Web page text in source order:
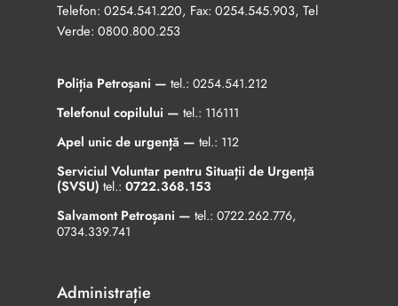
Telefon: 0254.541.220, Fax: 0254.545.903, Tel
Verde: 0800.800.253
Poliția Petroșani — tel.: 0254.541.212
Telefonul copilului — tel.: 116111
Apel unic de urgență — tel.: 112
Serviciul Voluntar pentru Situații de Urgență
(SVSU) tel.: 0722.368.153
Salvamont Petroșani — tel.: 0722.262.776,
0734.339.741
Administrație